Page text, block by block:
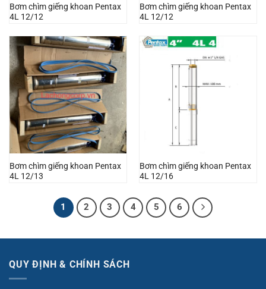
Bơm chìm giếng khoan Pentax
4L 12/12
Bơm chìm giếng khoan Pentax
4L 12/12
Bơm chìm giếng khoan Pentax
4L 12/13
Bơm chìm giếng khoan Pentax
4L 12/16
1 2 3 4 5 6
QUY ĐỊNH & CHÍNH SÁCH